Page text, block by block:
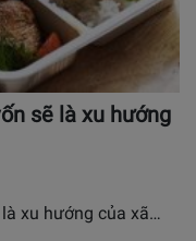
sẽ là xu hướng
xu hướng của xã…